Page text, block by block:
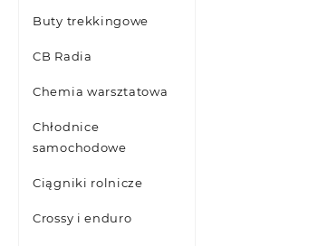
Buty trekkingowe
CB Radia
Chemia warsztatowa
Chłodnice
samochodowe
Ciągniki rolnicze
Crossy i enduro